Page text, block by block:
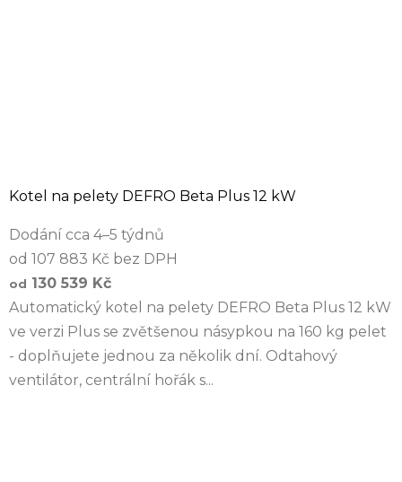
Kotel na pelety DEFRO Beta Plus 12 kW
Dodání cca 4–5 týdnů
od 107 883 Kč bez DPH
od 130 539 Kč
Automatický kotel na pelety DEFRO Beta Plus 12 kW
ve verzi Plus se zvětšenou násypkou na 160 kg pelet
- doplňujete jednou za několik dní. Odtahový
ventilátor, centrální hořák s...